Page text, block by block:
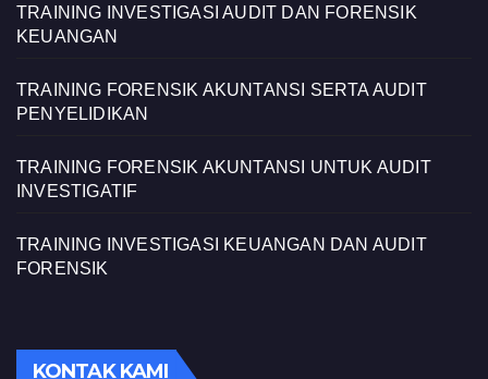
TRAINING INVESTIGASI AUDIT DAN FORENSIK
KEUANGAN
TRAINING FORENSIK AKUNTANSI SERTA AUDIT
PENYELIDIKAN
TRAINING FORENSIK AKUNTANSI UNTUK AUDIT
INVESTIGATIF
TRAINING INVESTIGASI KEUANGAN DAN AUDIT
FORENSIK
KONTAK KAMI